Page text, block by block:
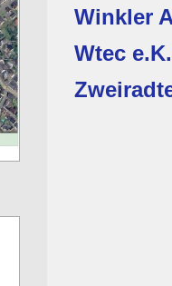
Winkler
Wtec e.K.